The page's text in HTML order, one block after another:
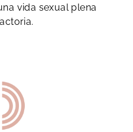
vida sexual plena